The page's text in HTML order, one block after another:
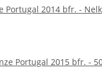
Portugal 2014 bfr. -